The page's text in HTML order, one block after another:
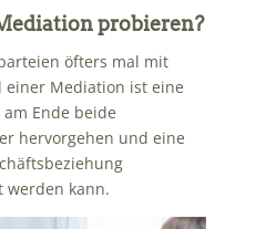
probieren?
öfters mal mit
einer Mediation ist eine
Ende beide
hervorgehen und eine
werden kann.